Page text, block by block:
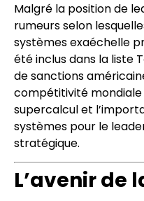
Malgré la position de
rumeurs selon
systèmes exaéchelle
été inclus dans la liste
de sanctions
compétitivité mondiale
supercalcul et
systèmes pour le
stratégique.
L’avenir de